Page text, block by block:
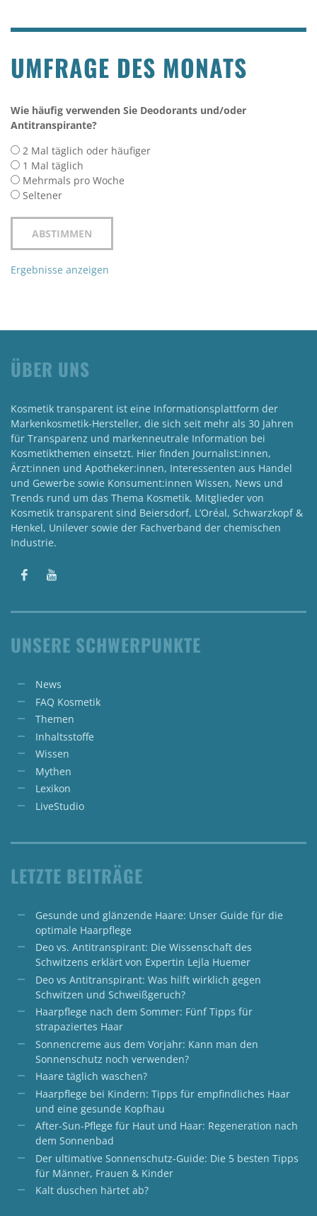
UMFRAGE DES MONATS
Wie häufig verwenden Sie Deodorants und/oder
Antitranspirante?
2 Mal täglich oder häufiger
1 Mal täglich
Mehrmals pro Woche
Seltener
Ergebnisse anzeigen
ÜBER UNS
Kosmetik transparent ist eine Informationsplattform der
Markenkosmetik-Hersteller, die sich seit mehr als 30 Jahren
für Transparenz und markenneutrale Information bei
Kosmetikthemen einsetzt. Hier finden Journalist:innen,
Ärzt:innen und Apotheker:innen, Interessenten aus Handel
und Gewerbe sowie Konsument:innen Wissen, News und
Trends rund um das Thema Kosmetik. Mitglieder von
Kosmetik transparent sind Beiersdorf, L’Oréal, Schwarzkopf &
Henkel, Unilever sowie der Fachverband der chemischen
Industrie.
UNSERE SCHWERPUNKTE
News
FAQ Kosmetik
Themen
Inhaltsstoffe
Wissen
Mythen
Lexikon
LiveStudio
LETZTE BEITRÄGE
Gesunde und glänzende Haare: Unser Guide für die
optimale Haarpflege
Deo vs. Antitranspirant: Die Wissenschaft des
Schwitzens erklärt von Expertin Lejla Huemer
Deo vs Antitranspirant: Was hilft wirklich gegen
Schwitzen und Schweißgeruch?
Haarpflege nach dem Sommer: Fünf Tipps für
strapaziertes Haar
Sonnencreme aus dem Vorjahr: Kann man den
Sonnenschutz noch verwenden?
Haare täglich waschen?
Haarpflege bei Kindern: Tipps für empfindliches Haar
und eine gesunde Kopfhau
After-Sun-Pflege für Haut und Haar: Regeneration nach
dem Sonnenbad
Der ultimative Sonnenschutz-Guide: Die 5 besten Tipps
für Männer, Frauen & Kinder
Kalt duschen härtet ab?